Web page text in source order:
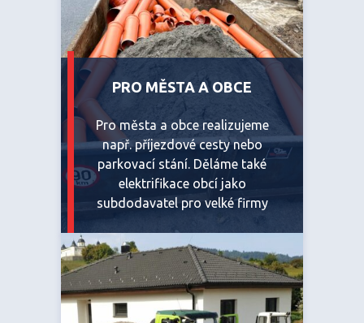
PRO MĚSTA A OBCE
Pro města a obce realizujeme
např. příjezdové cesty nebo
parkovací stání. Děláme také
elektrifikace obcí jako
subdodavatel pro velké firmy